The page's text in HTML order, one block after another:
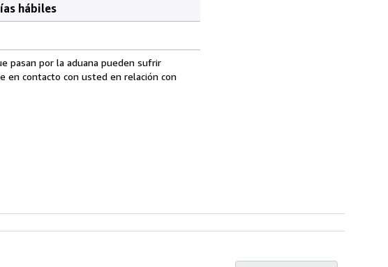
hábiles
pasan por la aduana pueden sufrir
en contacto con usted en relación con